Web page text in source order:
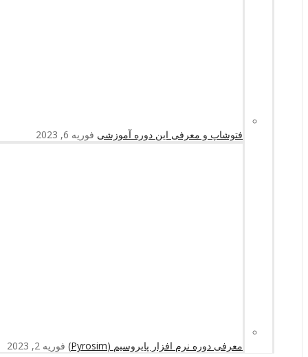
فتوشاپ و معرفی این دوره آموزشی فوریه 6, 2023
معرفی دوره نرم افزار پایروسیم (Pyrosim) فوریه 2, 2023